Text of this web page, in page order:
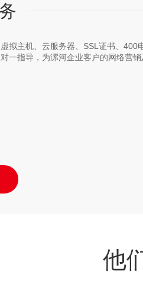
拟主机、云服务器、SSL证书、400
一指导，为漯河企业客户的网络营
他